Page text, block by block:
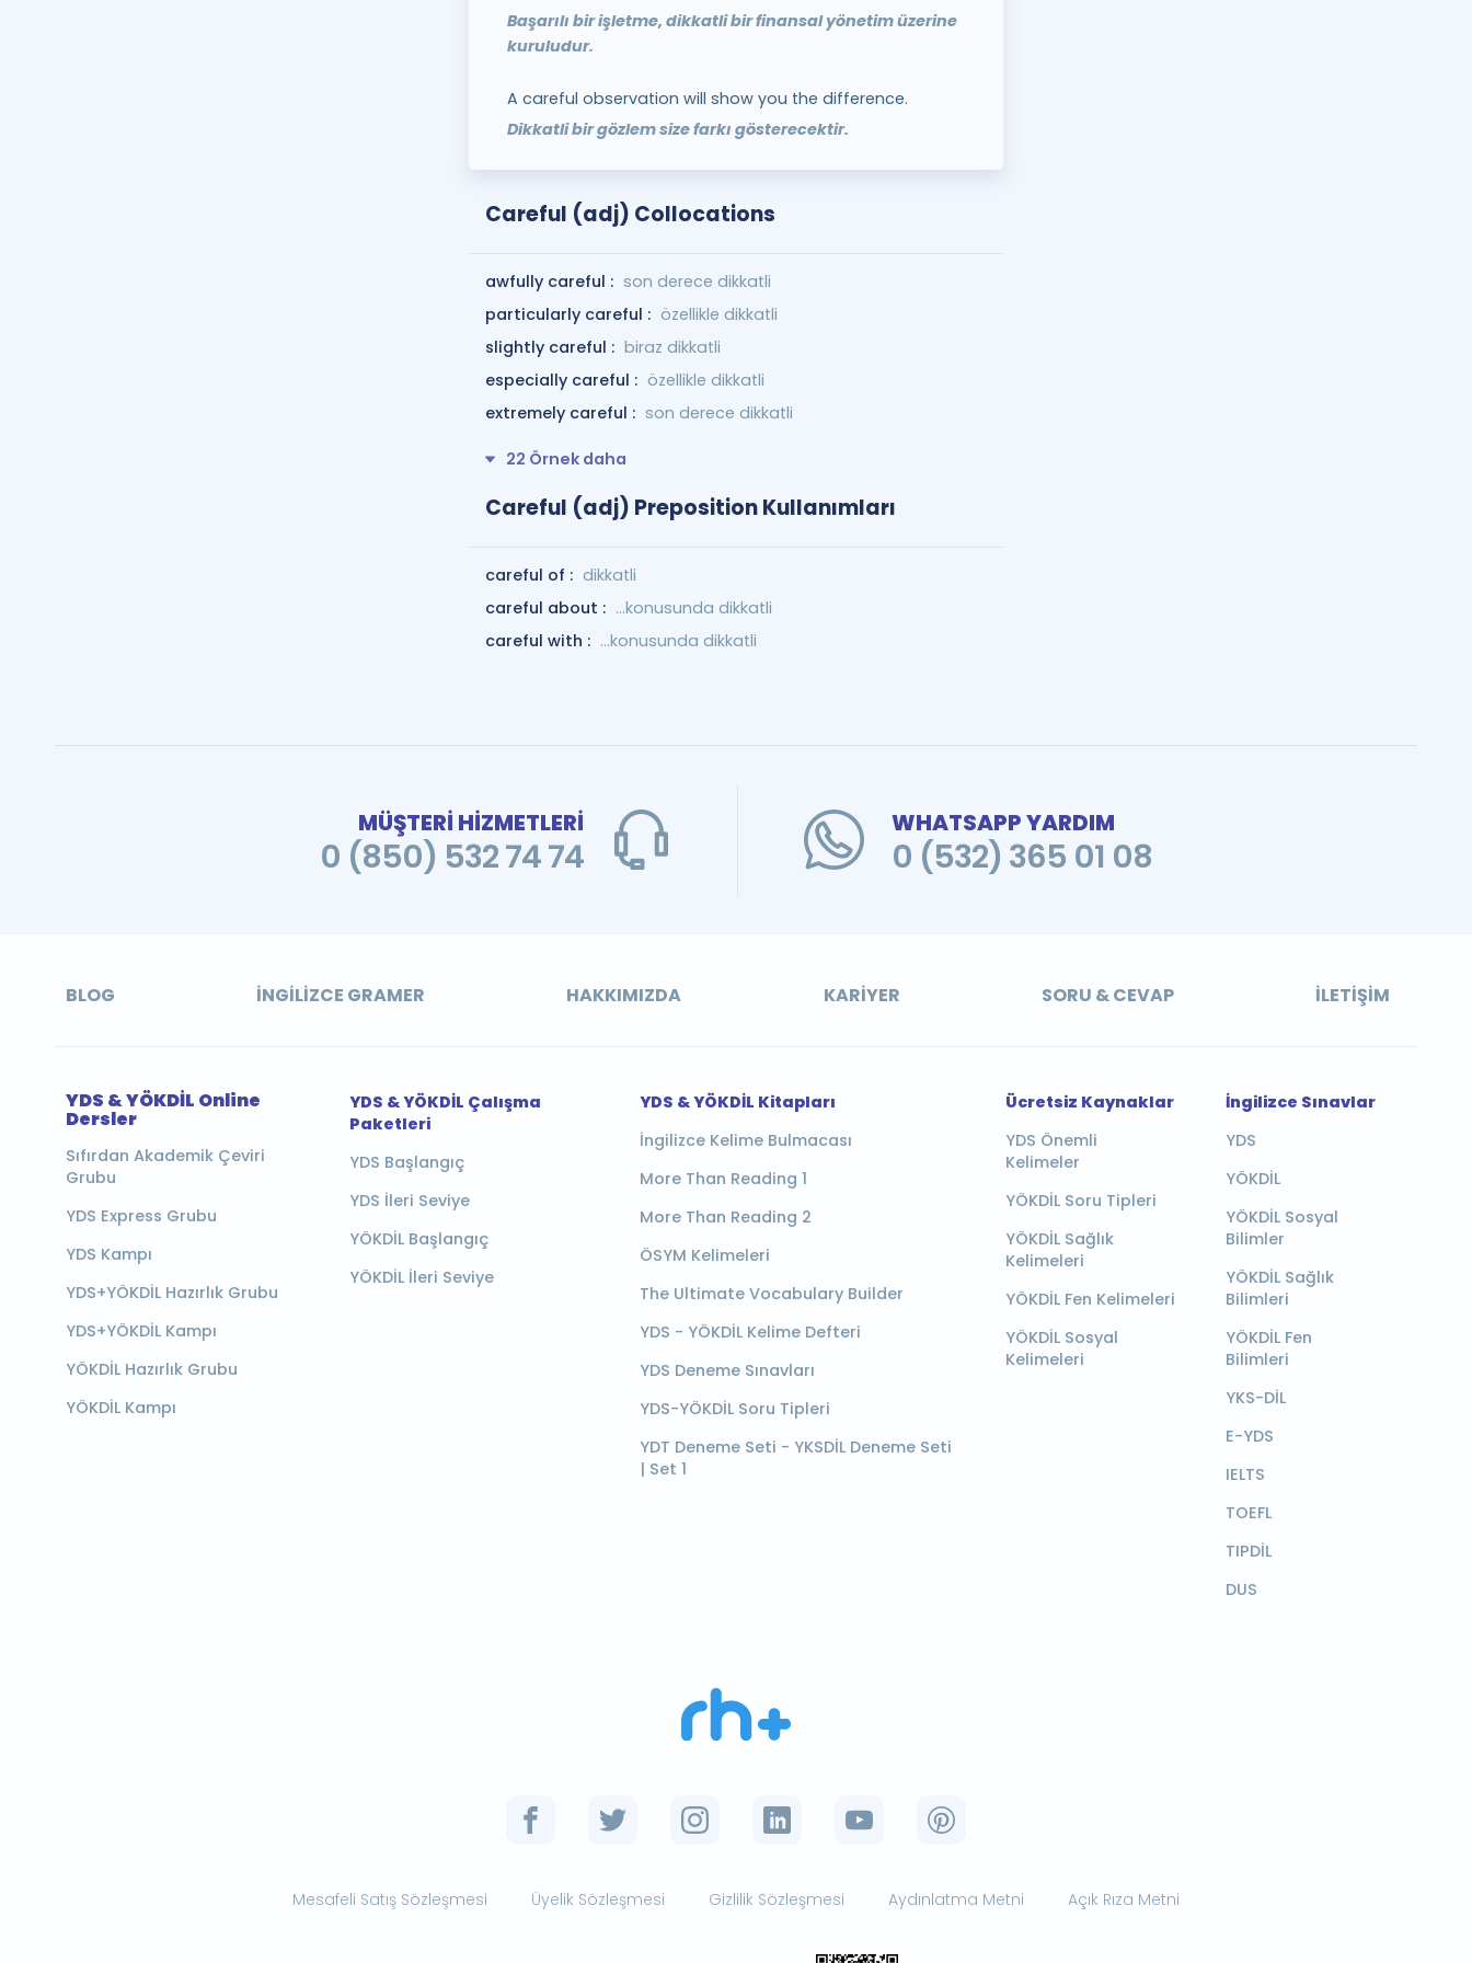
Başarılı bir işletme, dikkatli bir finansal yönetim üzerine
kuruludur.
A careful observation will show you the difference.
Dikkatli bir gözlem size farkı gösterecektir.
Careful (adj) Collocations
awfully careful : son derece dikkatli
particularly careful : özellikle dikkatli
slightly careful : biraz dikkatli
especially careful : özellikle dikkatli
extremely careful : son derece dikkatli
22 Örnek daha
Careful (adj) Preposition Kullanımları
careful of : dikkatli
careful about : …konusunda dikkatli
careful with : …konusunda dikkatli
MÜŞTERİ HİZMETLERİ
0 (850) 532 74 74
WHATSAPP YARDIM
0 (532) 365 01 08
BLOG İNGILIZCE GRAMER HAKKIMIZDA KARIYER SORU & CEVAP İLETIŞIM
YDS & YÖKDİL Online
Dersler
Sıfırdan Akademik Çeviri
Grubu
YDS Express Grubu
YDS Kampı
YDS+YÖKDİL Hazırlık Grubu
YDS+YÖKDİL Kampı
YÖKDİL Hazırlık Grubu
YÖKDİL Kampı
YDS & YÖKDİL Çalışma
Paketleri
YDS Başlangıç
YDS İleri Seviye
YÖKDİL Başlangıç
YÖKDİL İleri Seviye
YDS & YÖKDİL Kitapları
İngilizce Kelime Bulmacası
More Than Reading 1
More Than Reading 2
ÖSYM Kelimeleri
The Ultimate Vocabulary Builder
YDS - YÖKDİL Kelime Defteri
YDS Deneme Sınavları
YDS-YÖKDİL Soru Tipleri
YDT Deneme Seti - YKSDİL Deneme Seti
| Set 1
Ücretsiz Kaynaklar
YDS Önemli
Kelimeler
YÖKDİL Soru Tipleri
YÖKDİL Sağlık
Kelimeleri
YÖKDİL Fen Kelimeleri
YÖKDİL Sosyal
Kelimeleri
İngilizce Sınavlar
YDS
YÖKDİL
YÖKDİL Sosyal
Bilimler
YÖKDİL Sağlık
Bilimleri
YÖKDİL Fen
Bilimleri
YKS-DİL
E-YDS
IELTS
TOEFL
TIPDİL
DUS
Mesafeli Satış Sözleşmesi Üyelik Sözleşmesi Gizlilik Sözleşmesi Aydınlatma Metni Açık Rıza Metni